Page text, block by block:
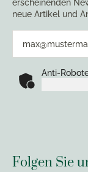
erscheinenden
neue Artikel und
Anti-
Folgen Sie